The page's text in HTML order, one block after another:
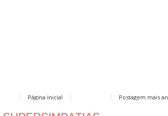
Postagem mais
Página inicial